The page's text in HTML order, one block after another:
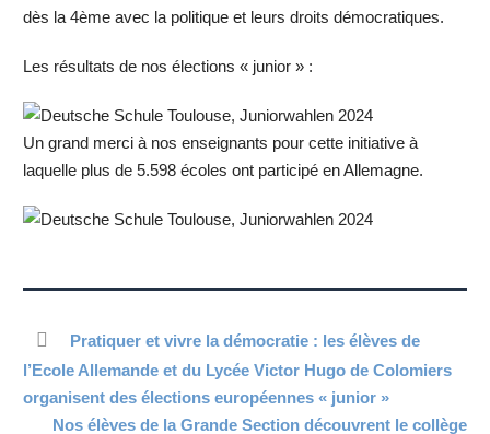
dès la 4ème avec la politique et leurs droits démocratiques.
Les résultats de nos élections « junior » :
Un grand merci à nos enseignants pour cette initiative à
laquelle plus de 5.598 écoles ont participé en Allemagne.
Pratiquer et vivre la démocratie : les élèves de
l’Ecole Allemande et du Lycée Victor Hugo de Colomiers
organisent des élections européennes « junior »
Nos élèves de la Grande Section découvrent le collège